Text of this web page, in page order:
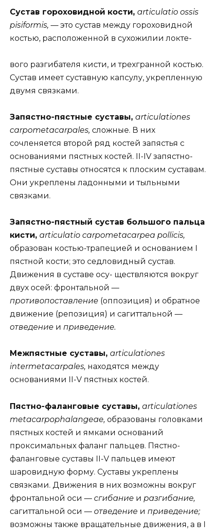
Сустав гороховидной кости, articulatio ossis
pisiformis, — это сустав между гороховидной
костью, расположенной в сухожилии локте-
вого разгибателя кисти, и трехгранной костью.
Сустав имеет суставную капсулу, укрепленную
двумя связками.
Запястно-пястные суставы, articulationes
carpometacarpales, сложные. В них
сочленяется второй ряд костей запястья с
основаниями пястных костей. II-IV запястно-
пястные суставы относятся к плоским суставам.
Они укреплены ладонными и тыльными
связками.
Запястно-пястный сустав большого пальца
кисти, articulatio carpometacarpea pollicis,
образован костью-трапецией и основанием I
пястной кости; это седловидный сустав.
Движения в суставе осу- ществляются вокруг
двух осей: фронтальной —
противопоставление (оппозиция) и обратное
движение (репозиция) и сагиттальной —
отведение и приведение.
Межпястные суставы, articulationes
intermetacarpales, находятся между
основаниями II-V пястных костей.
Пястно-фаланговые суставы, articulationes
metacarpophalangeae, образованы головками
пястных костей и ямками оснований
проксимальных фаланг пальцев. Пястно-
фаланговые суставы II-V пальцев имеют
шаровидную форму. Суставы укреплены
связками. Движения в них возможны вокруг
фронтальной оси — сгибание и разгибание,
сагиттальной оси — отведение и приведение;
возможны также вращательные движения, а в I